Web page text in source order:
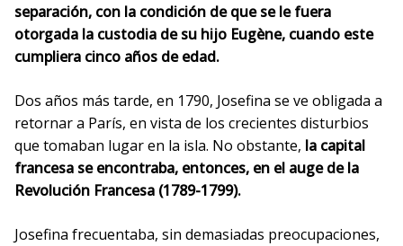
separación, con la condición de que se le fuera
otorgada la custodia de su hijo Eugène, cuando este
cumpliera cinco años de edad.
Dos años más tarde, en 1790, Josefina se ve obligada a
retornar a París, en vista de los crecientes disturbios
que tomaban lugar en la isla. No obstante, la capital
francesa se encontraba, entonces, en el auge de la
Revolución Francesa (1789-1799).
Josefina frecuentaba, sin demasiadas preocupaciones,